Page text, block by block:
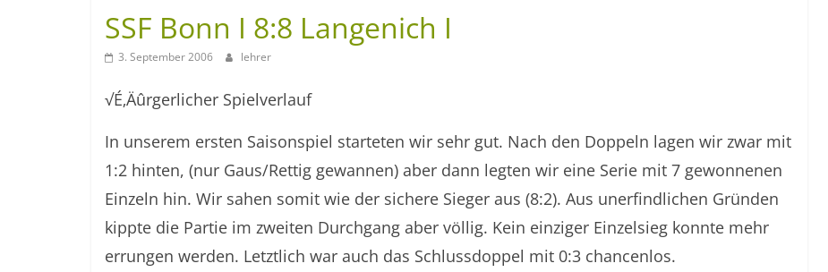
SSF Bonn I 8:8 Langenich I
3. September 2006 lehrer
√É‚Äûrgerlicher Spielverlauf
In unserem ersten Saisonspiel starteten wir sehr gut. Nach den Doppeln lagen wir zwar mit
1:2 hinten, (nur Gaus/Rettig gewannen) aber dann legten wir eine Serie mit 7 gewonnenen
Einzeln hin. Wir sahen somit wie der sichere Sieger aus (8:2). Aus unerfindlichen Gründen
kippte die Partie im zweiten Durchgang aber völlig. Kein einziger Einzelsieg konnte mehr
errungen werden. Letztlich war auch das Schlussdoppel mit 0:3 chancenlos.